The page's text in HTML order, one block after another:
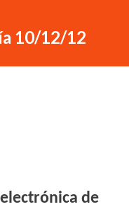
10/12/12
de